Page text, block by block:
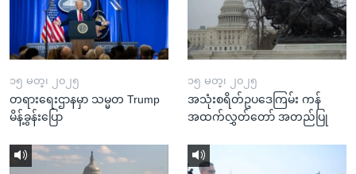
၁၅ မတ္၊ ၂၀၂၅
တရားရေးဌာနမှာ သမ္မတ Trump
မိန့်ခွန်းပြော
၁၅ မတ္၊ ၂၀၂၅
အသုံးစရိတ်ဥပဒေကြမ်း ကန်
အထက်လွှတ်တော် အတည်ပြု